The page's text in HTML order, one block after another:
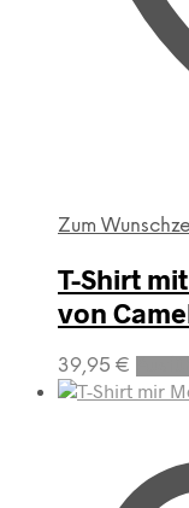
Zum
T-Shirt
von
39,95 €